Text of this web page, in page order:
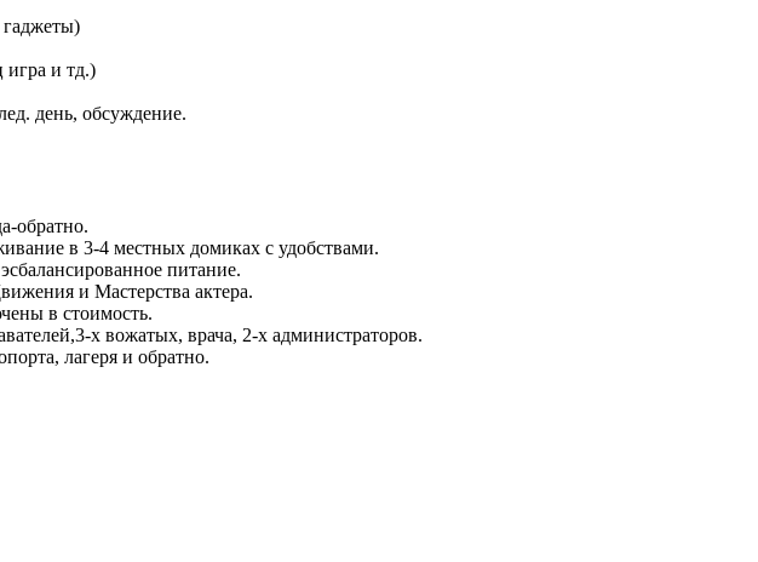
гаджеты)
и тд.)
день, обсуждение.
обратно.
в 3-4 местных домиках с удобствами.
питание.
и Мастерства актера.
в стоимость.
х вожатых, врача, 2-х администраторов.
лагеря и обратно.